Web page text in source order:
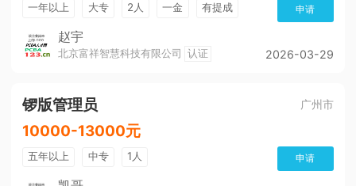
一年以上 大专 2人 一金
有提成
买社保
月度绩效奖金
公积金
五险 奖励制度
培训及职业生涯
申请
赵宇
北京富祥智慧科技有限公司 认证 2026-03-29
锣版管理员 广州市
10000-13000元
五年以上 中专 1人 申请